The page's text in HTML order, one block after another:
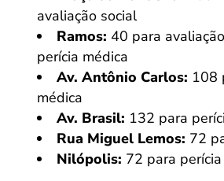
avaliação social
Ramos: 40 para
perícia médica
Av. Antônio Carlos: 108
médica
Av. Brasil: 132 para
Rua Miguel Lemos: 72
Nilópolis: 72 para